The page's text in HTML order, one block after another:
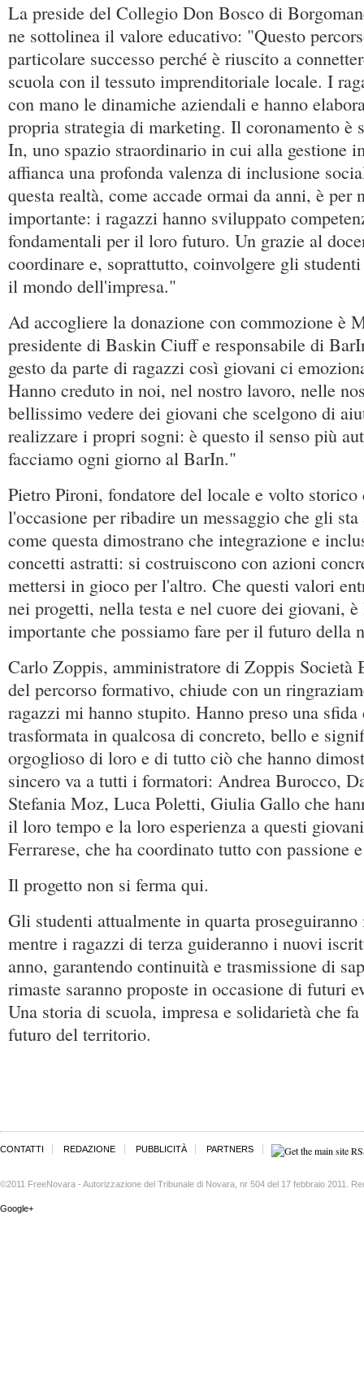
La preside del Collegio Don Bosco di
ne sottolinea il valore educativo: "Questo
particolare successo perché è riuscito a
scuola con il tessuto imprenditoriale locale. I
con mano le dinamiche aziendali e hanno
propria strategia di marketing. Il coronamento è
In, uno spazio straordinario in cui alla gestione
affianca una profonda valenza di inclusione
questa realtà, come accade ormai da anni, è per
importante: i ragazzi hanno sviluppato
fondamentali per il loro futuro. Un grazie al
coordinare e, soprattutto, coinvolgere gli
il mondo dell'impresa."
Ad accogliere la donazione con commozione è
presidente di Baskin Ciuff e responsabile di
gesto da parte di ragazzi così giovani ci
Hanno creduto in noi, nel nostro lavoro, nelle
bellissimo vedere dei giovani che scelgono di
realizzare i propri sogni: è questo il senso più
facciamo ogni giorno al BarIn."
Pietro Pironi, fondatore del locale e volto
l'occasione per ribadire un messaggio che gli
come questa dimostrano che integrazione e
concetti astratti: si costruiscono con azioni
mettersi in gioco per l'altro. Che questi valori
nei progetti, nella testa e nel cuore dei giovani,
importante che possiamo fare per il futuro della
Carlo Zoppis, amministratore di Zoppis Società
del percorso formativo, chiude con un
ragazzi mi hanno stupito. Hanno preso una
trasformata in qualcosa di concreto, bello e
orgoglioso di loro e di tutto ciò che hanno
sincero va a tutti i formatori: Andrea Burocco,
Stefania Moz, Luca Poletti, Giulia Gallo che
il loro tempo e la loro esperienza a questi
Ferrarese, che ha coordinato tutto con passione
Il progetto non si ferma qui.
Gli studenti attualmente in quarta
mentre i ragazzi di terza guideranno i nuovi
anno, garantendo continuità e trasmissione di
rimaste saranno proposte in occasione di futuri
Una storia di scuola, impresa e solidarietà che
futuro del territorio.
CONTATTI REDAZIONE PUBBLICITÀ PARTNERS
©2011 FreeNovara - Autorizzazione del Tribunale di Novara, nr 504 del 17 febbraio 2011.
Google+